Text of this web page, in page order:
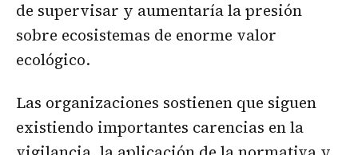
de supervisar y aumentaría la presión
sobre ecosistemas de enorme valor
ecológico.
Las organizaciones sostienen que siguen
existiendo importantes carencias en la